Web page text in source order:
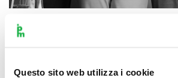
Questo sito web utilizza i cookie